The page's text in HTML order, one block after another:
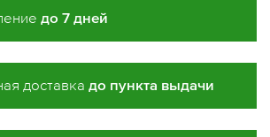
до 7 дней
доставка до пункта выдачи